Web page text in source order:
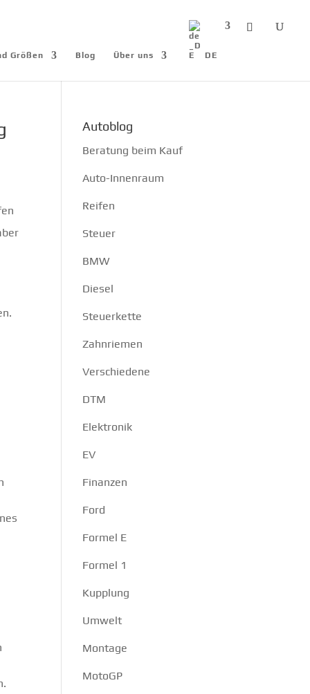
Größen Blog Über uns DE
Autoblog
Beratung beim Kauf
Auto-Innenraum
Reifen
Steuer
BMW
Diesel
Steuerkette
Zahnriemen
Verschiedene
DTM
Elektronik
EV
Finanzen
Ford
Formel E
Formel 1
Kupplung
Umwelt
Montage
MotoGP